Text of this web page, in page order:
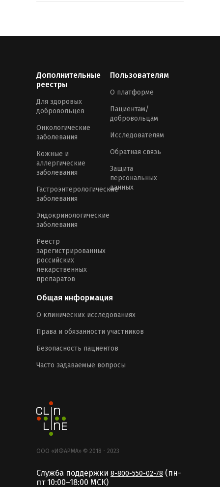
Дополнительные
реестры
Для здоровых
добровольцев
Онкологические
заболевания
Кожные и
аллергические
заболевания
Гастроэнтерологические
заболевания
Эндокринологические
заболевания
Реестр
зарегистрированных
российских
лекарственных
препаратов
Пользователям
О платформе
Пациентам/
добровольцам
Исследователям
Обратная связь
Защита
персональных
данных
Общая информация
О клинических исследованиях
Права и обязанности участников
Безопасность пациентов
Часто задаваемые вопросы
ООО «ИФАРМА» © 2018 - 2023
Служба поддержки 8-800-550-02-78 (пн-
пт 10:00–18:00 MCК)